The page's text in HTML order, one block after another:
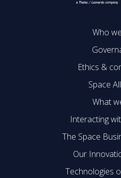
Who
Ethics &
Space
What
Interacting
The Space
Our
Technologies